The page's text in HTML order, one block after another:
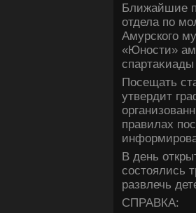
Ближайшие
отдела по
Амурского
«Юности»
Посещать
утвердит
правилах
В день
состοялись
развлечь
СПРАВКА: